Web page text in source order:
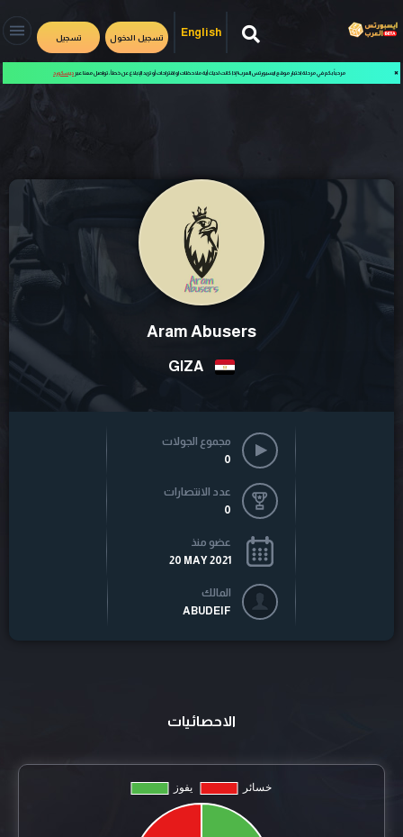
English تسجيل الدخول تسجيل
✖ مرحباً بكم في مرحلة اختبار موقع ايسبورتس العرب! إذا كانت لديك أية ملاحظات او اقتراحات أو تريد الإبلاغ عن خطأ، تواصل معنا عبر ديسكورد
Aram Abusers
مجموع الجولات
0
عدد الانتصارات
0
عضو منذ
20 MAY 2021
المالك
ABUDEIF
الاحصائيات